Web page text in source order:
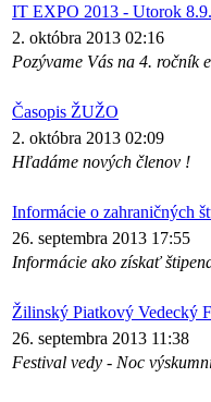
IT EXPO 2013 - Utorok
2. októbra 2013 02:16
Pozývame Vás na 4. ročník
Časopis ŽUŽO
2. októbra 2013 02:09
Hľadáme nových členov !
Informácie o zahraničných
26. septembra 2013 17:55
Informácie ako získať
Žilinský Piatkový Vedecký
26. septembra 2013 11:38
Festival vedy - Noc